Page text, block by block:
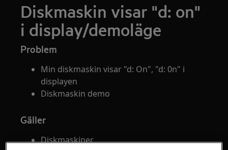
Diskmaskin visar "d: on"
i display/demoläge
Problem
Min diskmaskin visar "d: On", "d: 0n" i
displayen
Diskmaskin demo
Gäller
Diskmaskiner